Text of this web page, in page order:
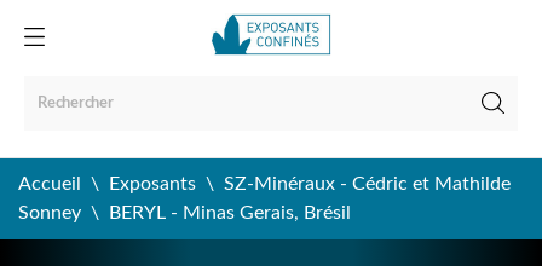
Accueil Exposants
SZ-Minéraux - Cédric et Mathilde
Sonney
BERYL - Minas Gerais, Brésil